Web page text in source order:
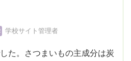
学校サイト管理者
た。さつまいもの主成分は炭